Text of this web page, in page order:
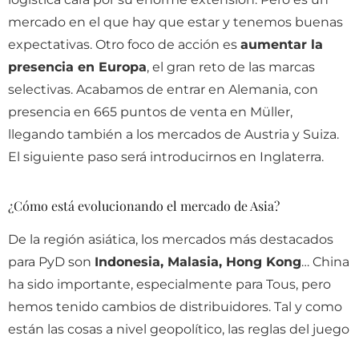
mercado en el que hay que estar y tenemos buenas
expectativas. Otro foco de acción es aumentar la
presencia en Europa, el gran reto de las marcas
selectivas. Acabamos de entrar en Alemania, con
presencia en 665 puntos de venta en Müller,
llegando también a los mercados de Austria y Suiza.
El siguiente paso será introducirnos en Inglaterra.
¿Cómo está evolucionando el mercado de Asia?
De la región asiática, los mercados más destacados
para PyD son Indonesia, Malasia, Hong Kong… China
ha sido importante, especialmente para Tous, pero
hemos tenido cambios de distribuidores. Tal y como
están las cosas a nivel geopolítico, las reglas del juego